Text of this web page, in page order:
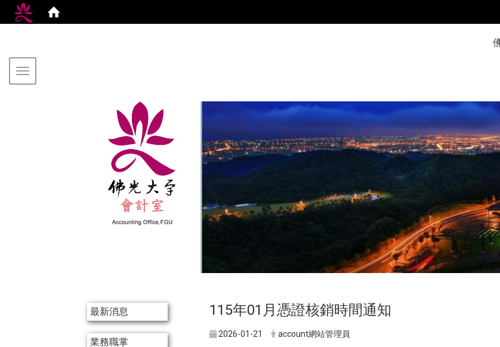
Toggle navigation
最新消息
業務職掌
115年01月憑證核銷時間通知
2026-01-21 account網站管理員